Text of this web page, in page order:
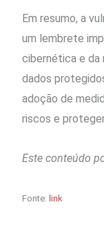
Em resumo, a
um lembrete
cibernética e da
dados
adoção de
riscos e
Este conteúdo
Fonte: link